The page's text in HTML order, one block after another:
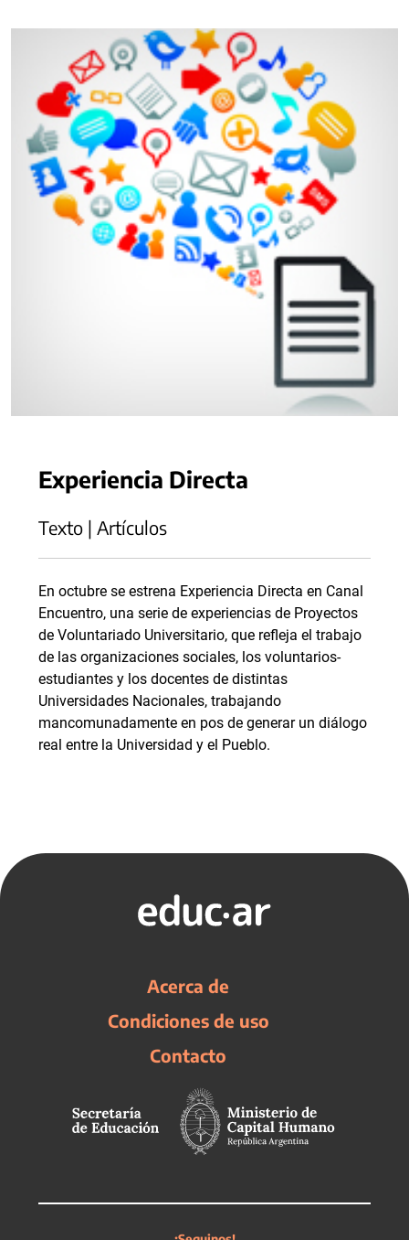
Experiencia Directa
Texto | Artículos
En octubre se estrena Experiencia Directa en Canal
Encuentro, una serie de experiencias de Proyectos
de Voluntariado Universitario, que refleja el trabajo
de las organizaciones sociales, los voluntarios-
estudiantes y los docentes de distintas
Universidades Nacionales, trabajando
mancomunadamente en pos de generar un diálogo
real entre la Universidad y el Pueblo.
Acerca de
Condiciones de uso
Contacto